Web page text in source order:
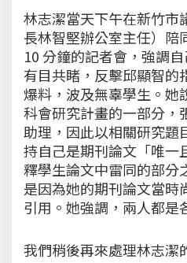
林志潔當天下午在新竹市
長林智堅辦公室主任）陪
10 分鐘的記者會，強調
有目共睹，反擊邱顯智的
爆料，波及無辜學生。她
科會研究計畫的一部分，
助理，因此以相關研究題
持自己是期刊論文「唯一
釋學生論文中雷同的部分
是因為她的期刊論文當時
引用。她強調，兩人都是
我們稍後再來處理林志潔